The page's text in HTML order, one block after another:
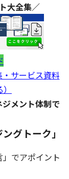
大全集／
サービス資料
メント体制で
グトーク」
でアポイント